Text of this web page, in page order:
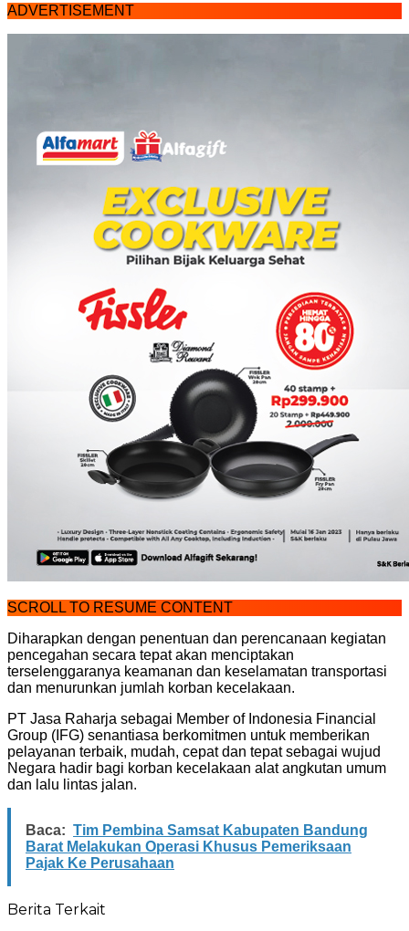
ADVERTISEMENT
SCROLL TO RESUME CONTENT
Diharapkan dengan penentuan dan perencanaan kegiatan
pencegahan secara tepat akan menciptakan
terselenggaranya keamanan dan keselamatan transportasi
dan menurunkan jumlah korban kecelakaan.
PT Jasa Raharja sebagai Member of Indonesia Financial
Group (IFG) senantiasa berkomitmen untuk memberikan
pelayanan terbaik, mudah, cepat dan tepat sebagai wujud
Negara hadir bagi korban kecelakaan alat angkutan umum
dan lalu lintas jalan.
Baca: Tim Pembina Samsat Kabupaten Bandung
Barat Melakukan Operasi Khusus Pemeriksaan
Pajak Ke Perusahaan
Berita Terkait